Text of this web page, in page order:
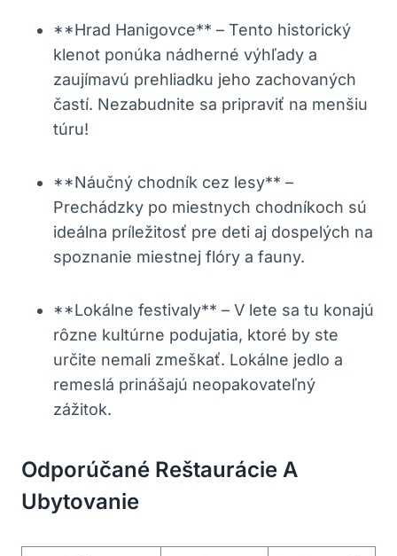
**Hrad Hanigovce** – Tento historický
klenot ponúka nádherné výhľady a
zaujímavú prehliadku jeho zachovaných
častí. Nezabudnite sa pripraviť na menšiu
túru!
**Náučný chodník cez lesy** –
Prechádzky po miestnych chodníkoch sú
ideálna príležitosť pre deti aj dospelých na
spoznanie miestnej flóry a fauny.
**Lokálne festivaly** – V lete sa tu konajú
rôzne kultúrne podujatia, ktoré by ste
určite nemali zmeškať. Lokálne jedlo a
remeslá prinášajú neopakovateľný
zážitok.
Odporúčané Reštaurácie A
Ubytovanie